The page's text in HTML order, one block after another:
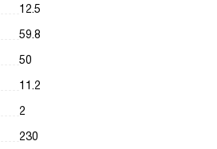
12.5
59.8
50
11.2
2
230